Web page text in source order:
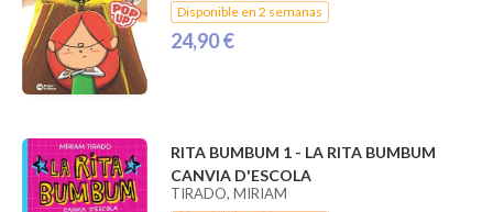
Disponible en 2 semanas
24,90 €
RITA BUMBUM 1 - LA RITA BUMBUM
CANVIA D'ESCOLA
TIRADO, MIRIAM